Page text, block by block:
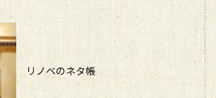
リノベのネタ帳